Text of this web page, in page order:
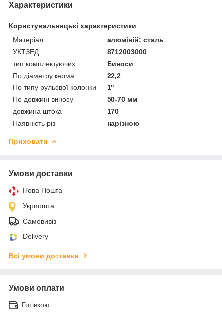
Характеристики
Користувальницькі характеристики
Матеріал
алюміній; сталь
УКТЗЕД
8712003000
тип комплектуючих
Виноси
По діаметру керма
22,2
По типу рульової колонки
1"
По довжині виносу
50-70 мм
довжина штока
170
Наявність різі
нарізною
Приховати
Умови доставки
Нова Пошта
Укрпошта
Самовивіз
Delivery
Всі умови доставки
Умови оплати
Готівкою